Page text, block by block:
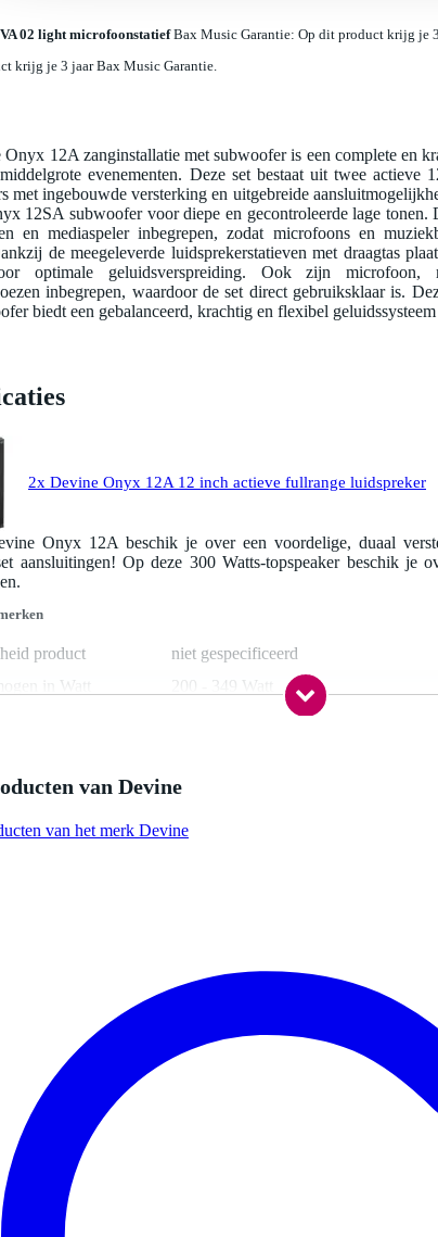
02 light microfoonstatiefBax Music Garantie: Op dit product krijg je
krijg je 3 jaar Bax Music Garantie.
12A zanginstallatie met subwoofer is een complete en
evenementen. Deze set bestaat uit twee
met ingebouwde versterking en uitgebreide
12SA subwoofer voor diepe en gecontroleerde lage tonen.
en mediaspeler inbegrepen, zodat microfoons en
de meegeleverde luidsprekerstatieven met draagtas
optimale geluidsverspreiding. Ook zijn microfoon,
inbegrepen, waardoor de set direct gebruiksklaar is.
biedt een gebalanceerd, krachtig en flexibel
2x Devine Onyx 12A 12 inch actieve fullrange luidspreker
Onyx 12A beschik je over een voordelige, duaal
aansluitingen! Op deze 300 Watts-topspeaker beschik
product
niet gespecificeerd
in Watt
200 - 349 Watt
1.35 inch
1
voor (bas)
voor line
passieve
van Devine
van het merk Devine